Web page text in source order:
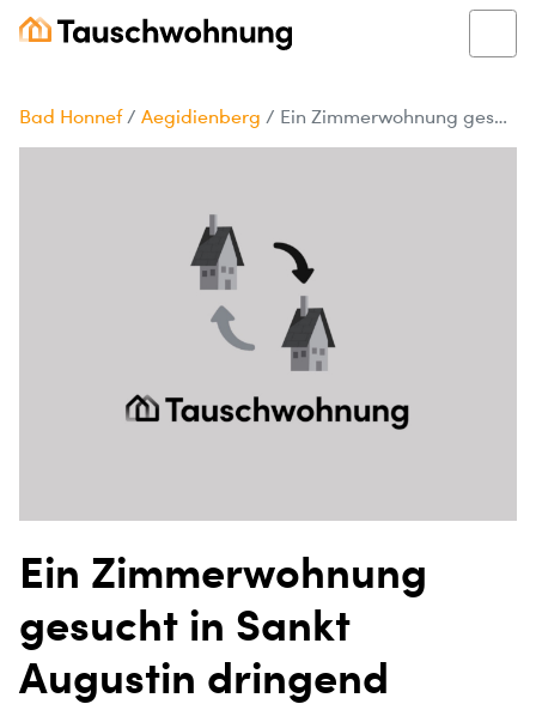
Bad Honnef / Aegidienberg / Ein Zimmerwohnung gesucht in Sankt Augustin dringend
Ein Zimmerwohnung
gesucht in Sankt
Augustin dringend